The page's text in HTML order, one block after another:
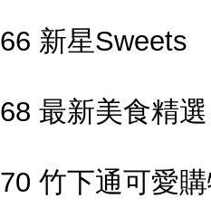
66 新星Sweets
68 最新美食精
70 竹下通可愛